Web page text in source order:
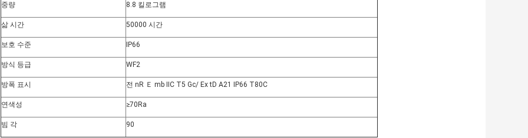
중량 8.8 킬로그램
삶 시간 50000 시간
보호 수준 IP66
방식 등급 WF2
방폭 표시 전 nR Ｅ mb IIC T5 Gc/ Ex tD A21 IP66 T80C
연색성 ≥70Ra
빔 각 90